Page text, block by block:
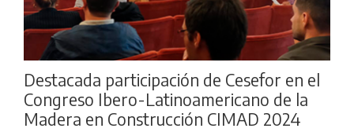
Destacada participación de Cesefor en el
Congreso Ibero-Latinoamericano de la
Madera en Construcción CIMAD 2024